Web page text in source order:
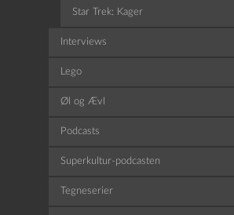
Star Trek: Kager
Interviews
Lego
Øl og Ævl
Podcasts
Superkultur-podcasten
Tegneserier